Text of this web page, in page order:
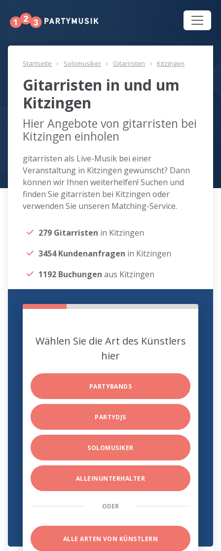
Startseite Solomusiker Gitarristen Kitzingen
Gitarristen in und um
Kitzingen
Hier Angebote von gitarristen bei
Kitzingen einholen
gitarristen als Live-Musik bei einer
Veranstaltung in Kitzingen gewünscht? Dann
können wir Ihnen weiterhelfen! Suchen und
finden Sie gitarristen bei Kitzingen oder
verwenden Sie unseren Matching-Service.
279 Gitarristen in Kitzingen
3454 Kundenanfragen in Kitzingen
1192 Buchungen aus Kitzingen
Wählen Sie die Art des Künstlers
hier
PARTYBANDS
PARTYDJS
SOLOMUSIKER
ALLEINUNTERHALTER
ODER
ALLE ARTEN VON KÜNSTLERN